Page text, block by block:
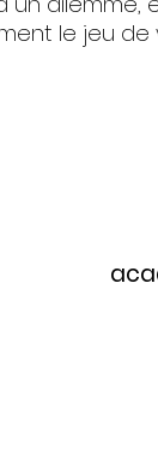
le jeu de